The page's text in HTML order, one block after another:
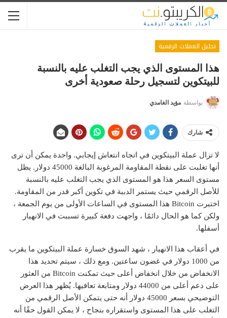
تحليل العملات الرقمية
هذا المستوى الذي يجب التغلب عليه بالنسبة
للبيتكوين لتسجيل رحلة صعودية أخرى
بواسطة مؤيد الغامدي
شارك
لا تزال عملة البيتكوين في اتجاه انتعاش إيجابي. واحدة يمكن أن ترى
أنها تغلبت على نقطة المقاومة المرغوبة البالغة 45000 دولار. يظل
مستوى السعر هذا هو المستوى الذي يجب التغلب عليه بالنسبة
للأصل الرقمي حيث يستمر الدببة في تكوين أكبر قدر من المقاومة.
اختبرت Bitcoin هذا المستوى في الساعات الأولى من يوم الجمعة ،
ولكن كما هو الحال دائمًا ، واجهت دفعة كبيرة تسببت في الانهيار
أسفلها.
في أعقاب هذا الانهيار ، شهد السوق خسارة عملة البيتكوين ما يقرب
من 1000 دولار في غضون ساعتين. ومع ذلك ، سيتم تحديد هذا
الانخفاض من خلال انخفاض أعلى حيث تمكنت Bitcoin من العثور
على دعم أعلى من 44000 دولار ومتابعة تعافيها. يُظهر هذا العرض
التوضيحي بسعر 45000 دولار أنه حتى يتمكن الأصل الرقمي من
التغلب على هذا المستوى واستقراره بنجاح ، لا يمكن القول حقًا أنه